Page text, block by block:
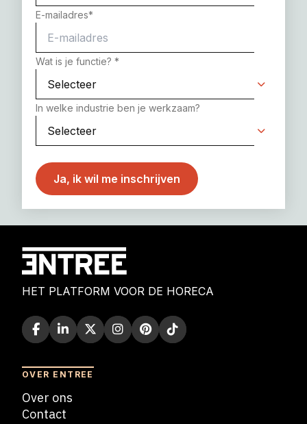
E-mailadres*
Wat is je functie? *
In welke industrie ben je werkzaam?
HET PLATFORM VOOR DE HORECA
OVER ENTREE
Over ons
Contact